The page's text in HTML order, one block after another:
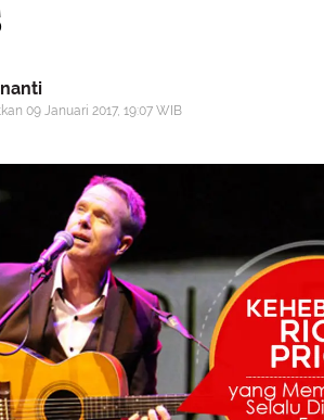
09 Januari 2017, 19:07 WIB